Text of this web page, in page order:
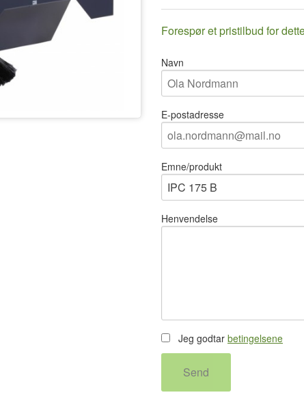
Forespør et pristilbud for
Navn
E-postadresse
Emne/produkt
Henvendelse
Jeg godtar betingelsene
Send